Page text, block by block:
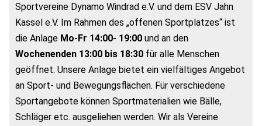
Sportvereine Dynamo Windrad e.V. und dem ESV Jahn
Kassel e.V. Im Rahmen des „offenen Sportplatzes“ ist
die Anlage Mo-Fr 14:00- 19:00 und an den
Wochenenden 13:00 bis 18:30 für alle Menschen
geöffnet. Unsere Anlage bietet ein vielfältiges Angebot
an Sport- und Bewegungsflächen. Für verschiedene
Sportangebote können Sportmaterialien wie Bälle,
Schläger etc. ausgeliehen werden. Wir als Vereine